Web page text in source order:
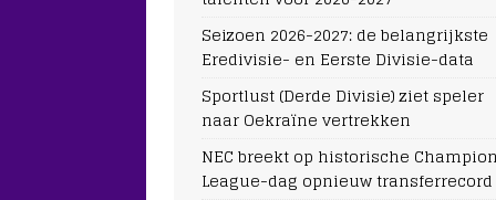
Seizoen 2026-2027: de belangrijkste
Eredivisie- en Eerste Divisie-data
Sportlust (Derde Divisie) ziet speler
naar Oekraïne vertrekken
NEC breekt op historische
League-dag opnieuw transferrecord